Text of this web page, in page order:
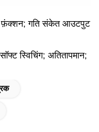
फ़ंक्शन; गति संकेत आउटपुट
स्विचिंग; अतितापमान;